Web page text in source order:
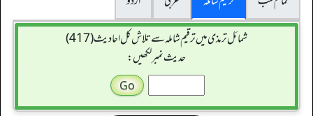
شمائل ترمذی میں ترقیم شاملہ سے تلاش کل احادیث (417)
حدیث نمبر لکھیں: